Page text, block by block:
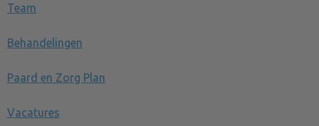
Team
Behandelingen
Paard en Zorg Plan
Vacatures